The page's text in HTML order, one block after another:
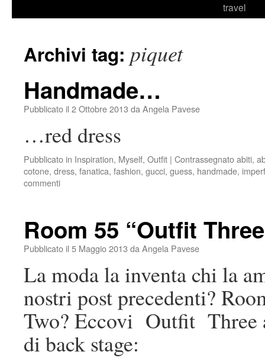
travel
Archivi tag: piquet
Handmade…
Pubblicato il 2 Ottobre 2013 da Angela Pavese
…red dress
Pubblicato in Inspiration, Myself, Outfit | Contrassegnatoabiti,
cotone, dress, fanatica, fashion, gucci, guess, handmade,
commenti
Room 55 “Outfit
Pubblicato il 5 Maggio 2013 da Angela Pavese
La moda la inventa chi la
nostri post precedenti?
Two? Eccovi Outfit Three
di back stage: